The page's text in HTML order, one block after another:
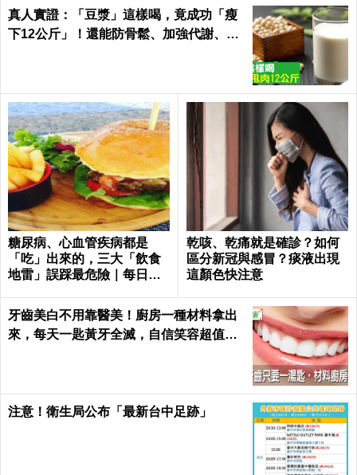
真人實證：「豆漿」這樣喝，竟成功「瘦
下12公斤」！還能防骨鬆、加強代謝、平
糖尿病、心血管疾病都是
「吃」出來的，三大「飲食
地雷」誤踩最危險｜每日健
乾咳、乾痛就是確診？如何
區分新冠與感冒？痰液出現
這顏色快注意
牙齒美白不用靠醫美！廚房一種材料拿出
來，每天一匙黃牙全滅，自信笑容超值｜
注意！衛生局公布「最新台中足跡」